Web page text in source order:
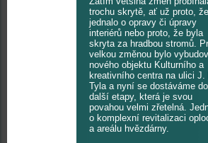
trochu skrytě, ať už proto,
jednalo o opravy či úpravy
interiérů nebo proto, že byla
skryta za hradbou stromů.
velkou změnou bylo
nového objektu Kulturního a
kreativního centra na ulici J.
Tyla a nyní se dostáváme do
další etapy, která je svou
povahou velmi zřetelná.
o komplexní revitalizaci
a areálu hvězdárny.